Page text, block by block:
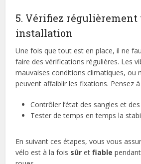
5. Vérifiez régulièrement
installation
Une fois que tout est en place, il ne
faire des vérifications régulières. Les
mauvaises conditions climatiques, ou
peuvent affaiblir les fixations. Pensez à
Contrôler l’état des sangles et
Tester de temps en temps la
En suivant ces étapes, vous vous
vélo est à la fois sûr etfiable